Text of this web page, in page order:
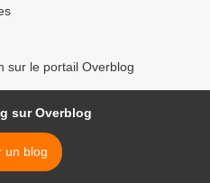
sur le portail Overblog
sur Overblog
un blog